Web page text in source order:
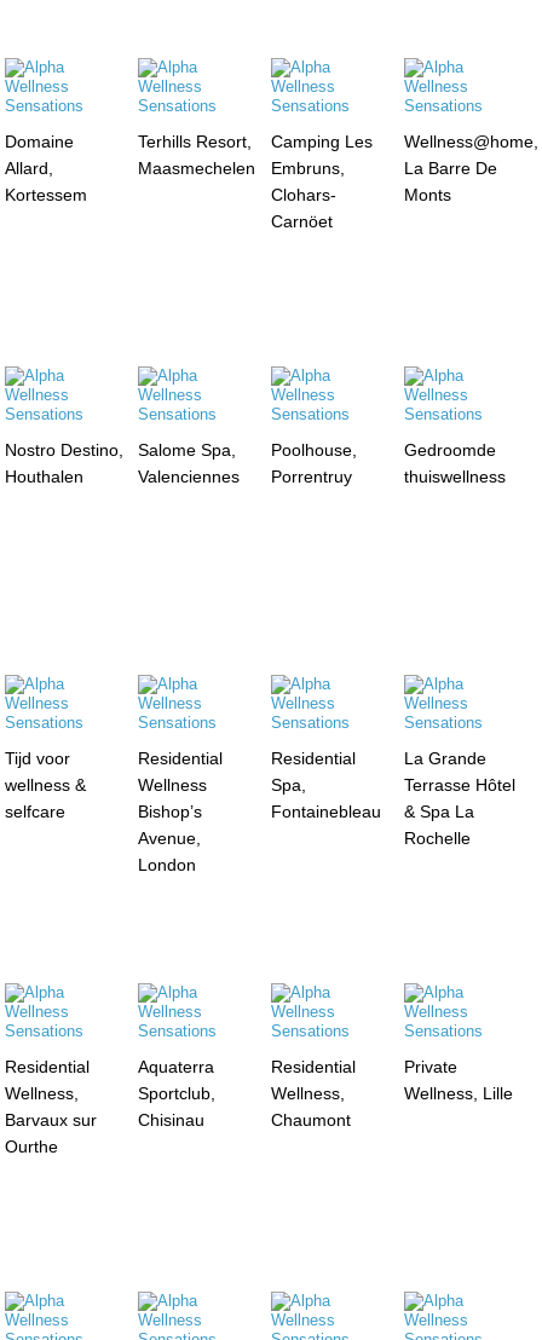
Domaine
Allard,
Kortessem
Terhills Resort,
Maasmechelen
Camping Les
Embruns,
Clohars-
Carnöet
Wellness@home,
La Barre De
Monts
Nostro Destino,
Houthalen
Salome Spa,
Valenciennes
Poolhouse,
Porrentruy
Gedroomde
thuiswellness
Tijd voor
wellness &
selfcare
Residential
Wellness
Bishop’s
Avenue,
London
Residential
Spa,
Fontainebleau
La Grande
Terrasse Hôtel
& Spa La
Rochelle
Residential
Wellness,
Barvaux sur
Ourthe
Aquaterra
Sportclub,
Chisinau
Residential
Wellness,
Chaumont
Private
Wellness, Lille